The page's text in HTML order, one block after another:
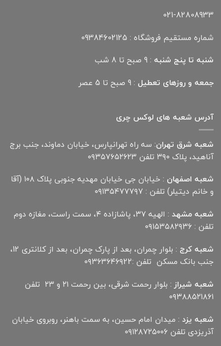
021-82808933
شماره مستقیم فروشگاه : 09384602125
شنبه تا پنج شنبه : 9 صبح تا 8 شب
جمعه و روزهای تعطیل : 9 صبح تا 5 عصر
آدرس شعبه های لوکس چری
شعبه شرق تهران: سه راه تهرانپارس، خیابان دماوند، جنب برج
آناهید، پلاک ۳۹۰ تلفن ۰۹۳۵۷۶۵۲۶۲۳
شعبه اصفهان
: خیابان جی خیابان مهدیه جنوبی پلاک ۱۰۸ (آقا
و خانم دیتیلر) تلفن : ۰۹۱۳۵۴۷۷۷۹۷
شعبه مشهد
: الهیه ۳۷، پاشازاده ۴، سمت راست، مغازه دوم
تلفن : ۰۹۱۵۳۵۸۲۹۳۶
شعبه کرج
: بلوار چمران، بعد از پارک چمران، بعد از کلانتری 12،
جنب بانک مسکن تلفن :۰۹۳۶۳۶۴۶۹22
شعبه شیراز
: بلوار رحمت شرقی، بین رحمت ۲۱ و ۲۳ تلفن
۰۹۳۸۸۵۲۱۸۶۱
شعبه یزد : میدان امام حسین، به سمت باهنر، روبروی خیابان
آذریزدی تلفن ۰۹۱۲۸۷۲۵۰۰۶